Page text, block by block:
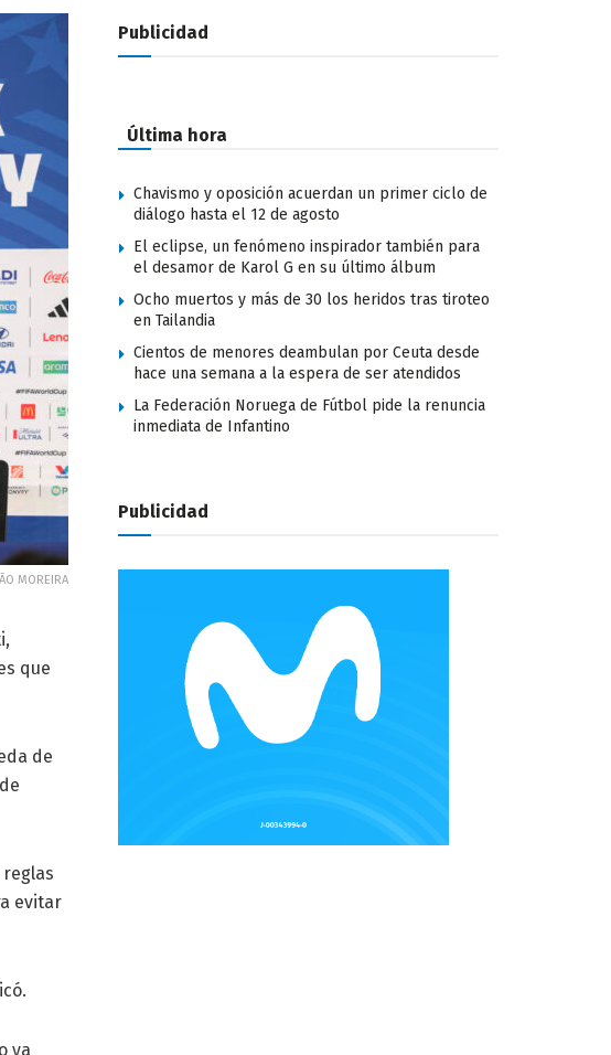
MOREIRA
que
de
reglas
evitar
ya
Publicidad
Última hora
Chavismo y oposición acuerdan un primer ciclo de
diálogo hasta el 12 de agosto
El eclipse, un fenómeno inspirador también para
el desamor de Karol G en su último álbum
Ocho muertos y más de 30 los heridos tras tiroteo
en Tailandia
Cientos de menores deambulan por Ceuta desde
hace una semana a la espera de ser atendidos
La Federación Noruega de Fútbol pide la renuncia
inmediata de Infantino
Publicidad